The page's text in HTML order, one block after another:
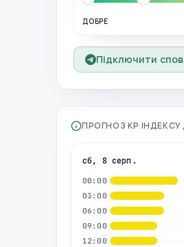
ДОБРЕ
Підключити
ПРОГНОЗ KP ІНДЕКСУ
сб, 8 серп.
00:00
03:00
06:00
09:00
12:00